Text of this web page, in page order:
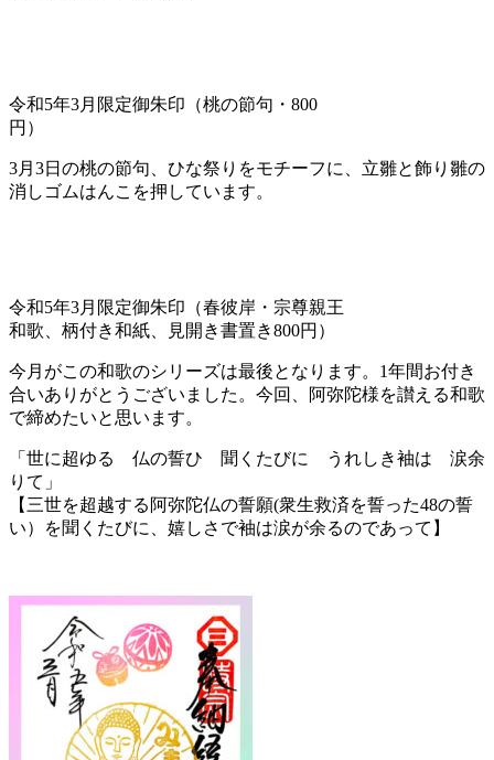
令和5年3月限定御朱印（桃の節句・800
円）
3月3日の桃の節句、ひな祭りをモチーフに、立雛と飾り雛の
消しゴムはんこを押しています。
令和5年3月限定御朱印（春彼岸・宗尊親王
和歌、柄付き和紙、見開き書置き800円）
今月がこの和歌のシリーズは最後となります。1年間お付き
合いありがとうございました。今回、阿弥陀様を讃える和歌
で締めたいと思います。
「世に超ゆる 仏の誓ひ 聞くたびに うれしき袖は 涙余
りて」
【三世を超越する阿弥陀仏の誓願(衆生救済を誓った48の誓
い）を聞くたびに、嬉しさで袖は涙が余るのであって】